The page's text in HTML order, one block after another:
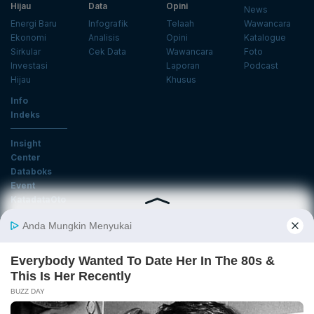
Hijau
Energi Baru
Ekonomi
Sirkular
Investasi
Hijau
Data
Infografik
Analisis
Cek Data
Opini
Telaah
Opini
Wawancara
Laporan
Khusus
News
Wawancara
Katalogue
Foto
Podcast
Info
Indeks
Insight
Center
Databoks
Event
KatadataOto
Email
Daftar